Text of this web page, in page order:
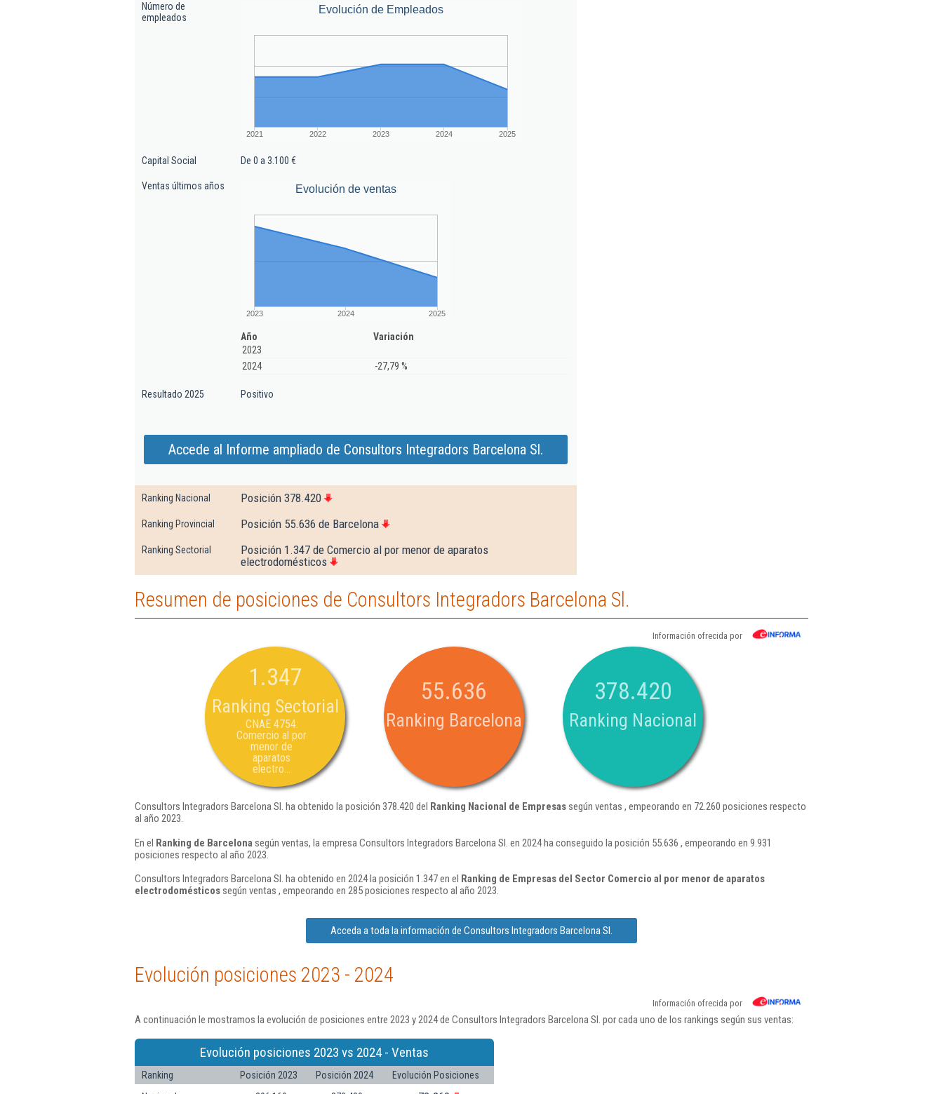
Número de
empleados
Evolución de Empleados
2021 2022 2023 2024 2025
Capital Social De 0 a 3.100 €
Ventas últimos años Evolución de ventas
2023 2024 2025
Año
Variación
2023
2024
-27,79 %
Resultado 2025 Positivo
Accede al Informe ampliado de Consultors Integradors Barcelona Sl.
Ranking Nacional Posición 378.420
Ranking Provincial Posición 55.636 de Barcelona
Ranking Sectorial
Posición 1.347 de Comercio al por menor de aparatos
electrodomésticos
Resumen de posiciones de Consultors Integradors Barcelona Sl.
Información ofrecida por
1.347
Ranking Sectorial
CNAE 4754:
Comercio al por
menor de
aparatos
electro...
55.636
Ranking Barcelona
378.420
Ranking Nacional
Consultors Integradors Barcelona Sl. ha obtenido la posición 378.420 del Ranking Nacional de Empresassegún ventas , empeorando en 72.260 posiciones respecto
al año 2023.
En el Ranking de Barcelona según ventas, la empresa Consultors Integradors Barcelona Sl. en 2024 ha conseguido la posición 55.636 , empeorando en 9.931
posiciones respecto al año 2023.
Consultors Integradors Barcelona Sl. ha obtenido en 2024 la posición 1.347 en el Ranking de Empresas del Sector Comercio al por menor de aparatos
electrodomésticossegún ventas , empeorando en 285 posiciones respecto al año 2023.
Acceda a toda la información de Consultors Integradors Barcelona Sl.
Evolución posiciones 2023 - 2024
Información ofrecida por
A continuación le mostramos la evolución de posiciones entre 2023 y 2024 de Consultors Integradors Barcelona Sl. por cada uno de los rankings según sus ventas:
Evolución posiciones 2023 vs 2024 - Ventas
Ranking Posición 2023 Posición 2024
Evolución Posiciones